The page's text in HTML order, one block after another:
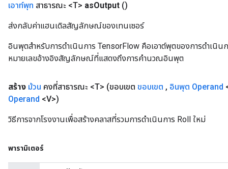
เอาท์พุท สาธารณะ <T> asOutput ()
ส่งกลับค่าแฮนเดิลสัญลักษณ์ของเทนเซอร์
อินพุตสำหรับการดำเนินการ TensorFlow คือเอาต์พุตของการดำเนิน
หมายเลขอ้างอิงสัญลักษณ์ที่แสดงถึงการคำนวณอินพุต
สร้าง ม้วน คงที่สาธารณะ <T> (ขอบเขต ขอบเขต , อินพุต Operand
Operand <V>)
วิธีการจากโรงงานเพื่อสร้างคลาสที่รวมการดำเนินการ Roll ใหม่
พารามิเตอร์